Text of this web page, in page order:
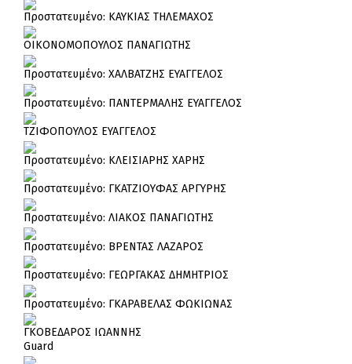
Πρoστατευμένο: ΚΑΥΚΙΑΣ ΤΗΛΕΜΑΧΟΣ
ΟΙΚΟΝΟΜΟΠΟΥΛΟΣ ΠΑΝΑΓΙΩΤΗΣ
Πρoστατευμένο: ΧΑΛΒΑΤΖΗΣ ΕΥΑΓΓΕΛΟΣ
Πρoστατευμένο: ΠΑΝΤΕΡΜΑΛΗΣ ΕΥΑΓΓΕΛΟΣ
ΤΖΙΦΟΠΟΥΛΟΣ ΕΥΑΓΓΕΛΟΣ
Πρoστατευμένο: ΚΛΕΙΣΙΑΡΗΣ ΧΑΡΗΣ
Πρoστατευμένο: ΓΚΑΤΖΙΟΥΦΑΣ ΑΡΓΥΡΗΣ
Πρoστατευμένο: ΛΙΑΚΟΣ ΠΑΝΑΓΙΩΤΗΣ
Πρoστατευμένο: ΒΡΕΝΤΑΣ ΛΑΖΑΡΟΣ
Πρoστατευμένο: ΓΕΩΡΓΑΚΑΣ ΔΗΜΗΤΡΙΟΣ
Πρoστατευμένο: ΓΚΑΡΑΒΕΛΑΣ ΦΩΚΙΩΝΑΣ
ΓΚΟΒΕΔΑΡΟΣ ΙΩΑΝΝΗΣ
Guard